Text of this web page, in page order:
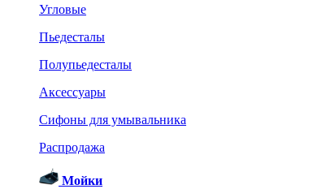
Угловые
Пьедесталы
Полупьедесталы
Аксессуары
Сифоны для умывальника
Распродажа
Мойки